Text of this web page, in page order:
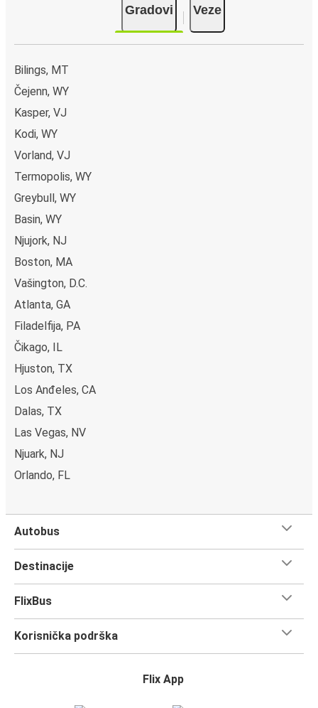
Rezervisanje karte za FlixBus je lako: na ovom veb-sajtu ili
svega nekoliko klikova. Kada kupuješ kartu od ili do Šošoni
onlajn, možeš da izabereš između različitih sigurnih onlajn
načina plaćanja, kao što su kreditna kartica, Paypal,
Google i Apple Pay. Druga mogućnost je da platiš u
Gradovi Veze
Bilings, MT
Čejenn, WY
Kasper, VJ
Kodi, WY
Vorland, VJ
Termopolis, WY
Greybull, WY
Basin, WY
Njujork, NJ
Boston, MA
Vašington, D.C.
Atlanta, GA
Filadelfija, PA
Čikago, IL
Hjuston, TX
Los Anđeles, CA
Dalas, TX
Las Vegаs, NV
Njuark, NJ
Orlando, FL
Autobus
Destinacije
FlixBus
Korisnička podrška
Flix App